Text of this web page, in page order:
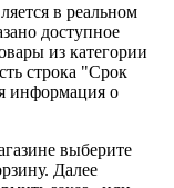
в реальном
доступное
из категории
строка "Срок
информация о
выберите
Далее